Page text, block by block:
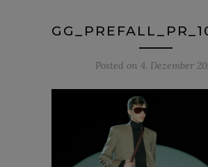
Posted on 4. Dezember